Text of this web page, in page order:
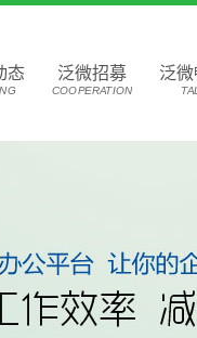
态 泛微招募
COOPERATION
泛